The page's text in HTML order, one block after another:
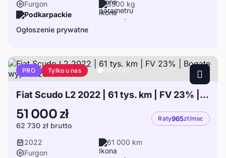
Furgon
3500 kg
Podkarpackie
Ogłoszenie prywatne
PRO Tylko u nas
Fiat Scudo L2 2022 | 61 tys. km | FV 23% | Bogate wyposażenie
51 000 zł
62 730 zł brutto
Raty965zł/msc
2022
61 000 km
Furgon